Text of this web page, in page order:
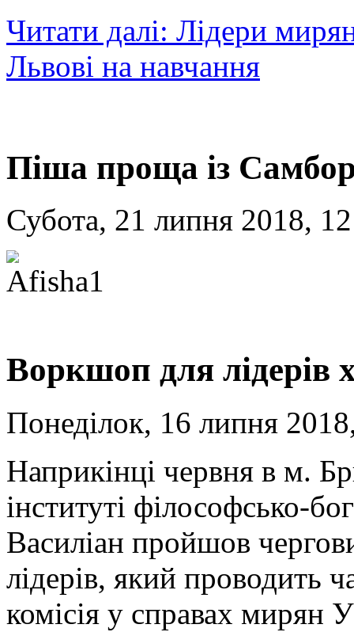
Читати далі: Лідери
Львові на навчання
Піша проща із
Субота, 21 липня 2018,
Воркшоп для лідерів
Понеділок, 16 липня
Наприкінці червня в м.
інституті філософсько-
Василіан пройшов
лідерів, який проводить
комісія у справах мирян